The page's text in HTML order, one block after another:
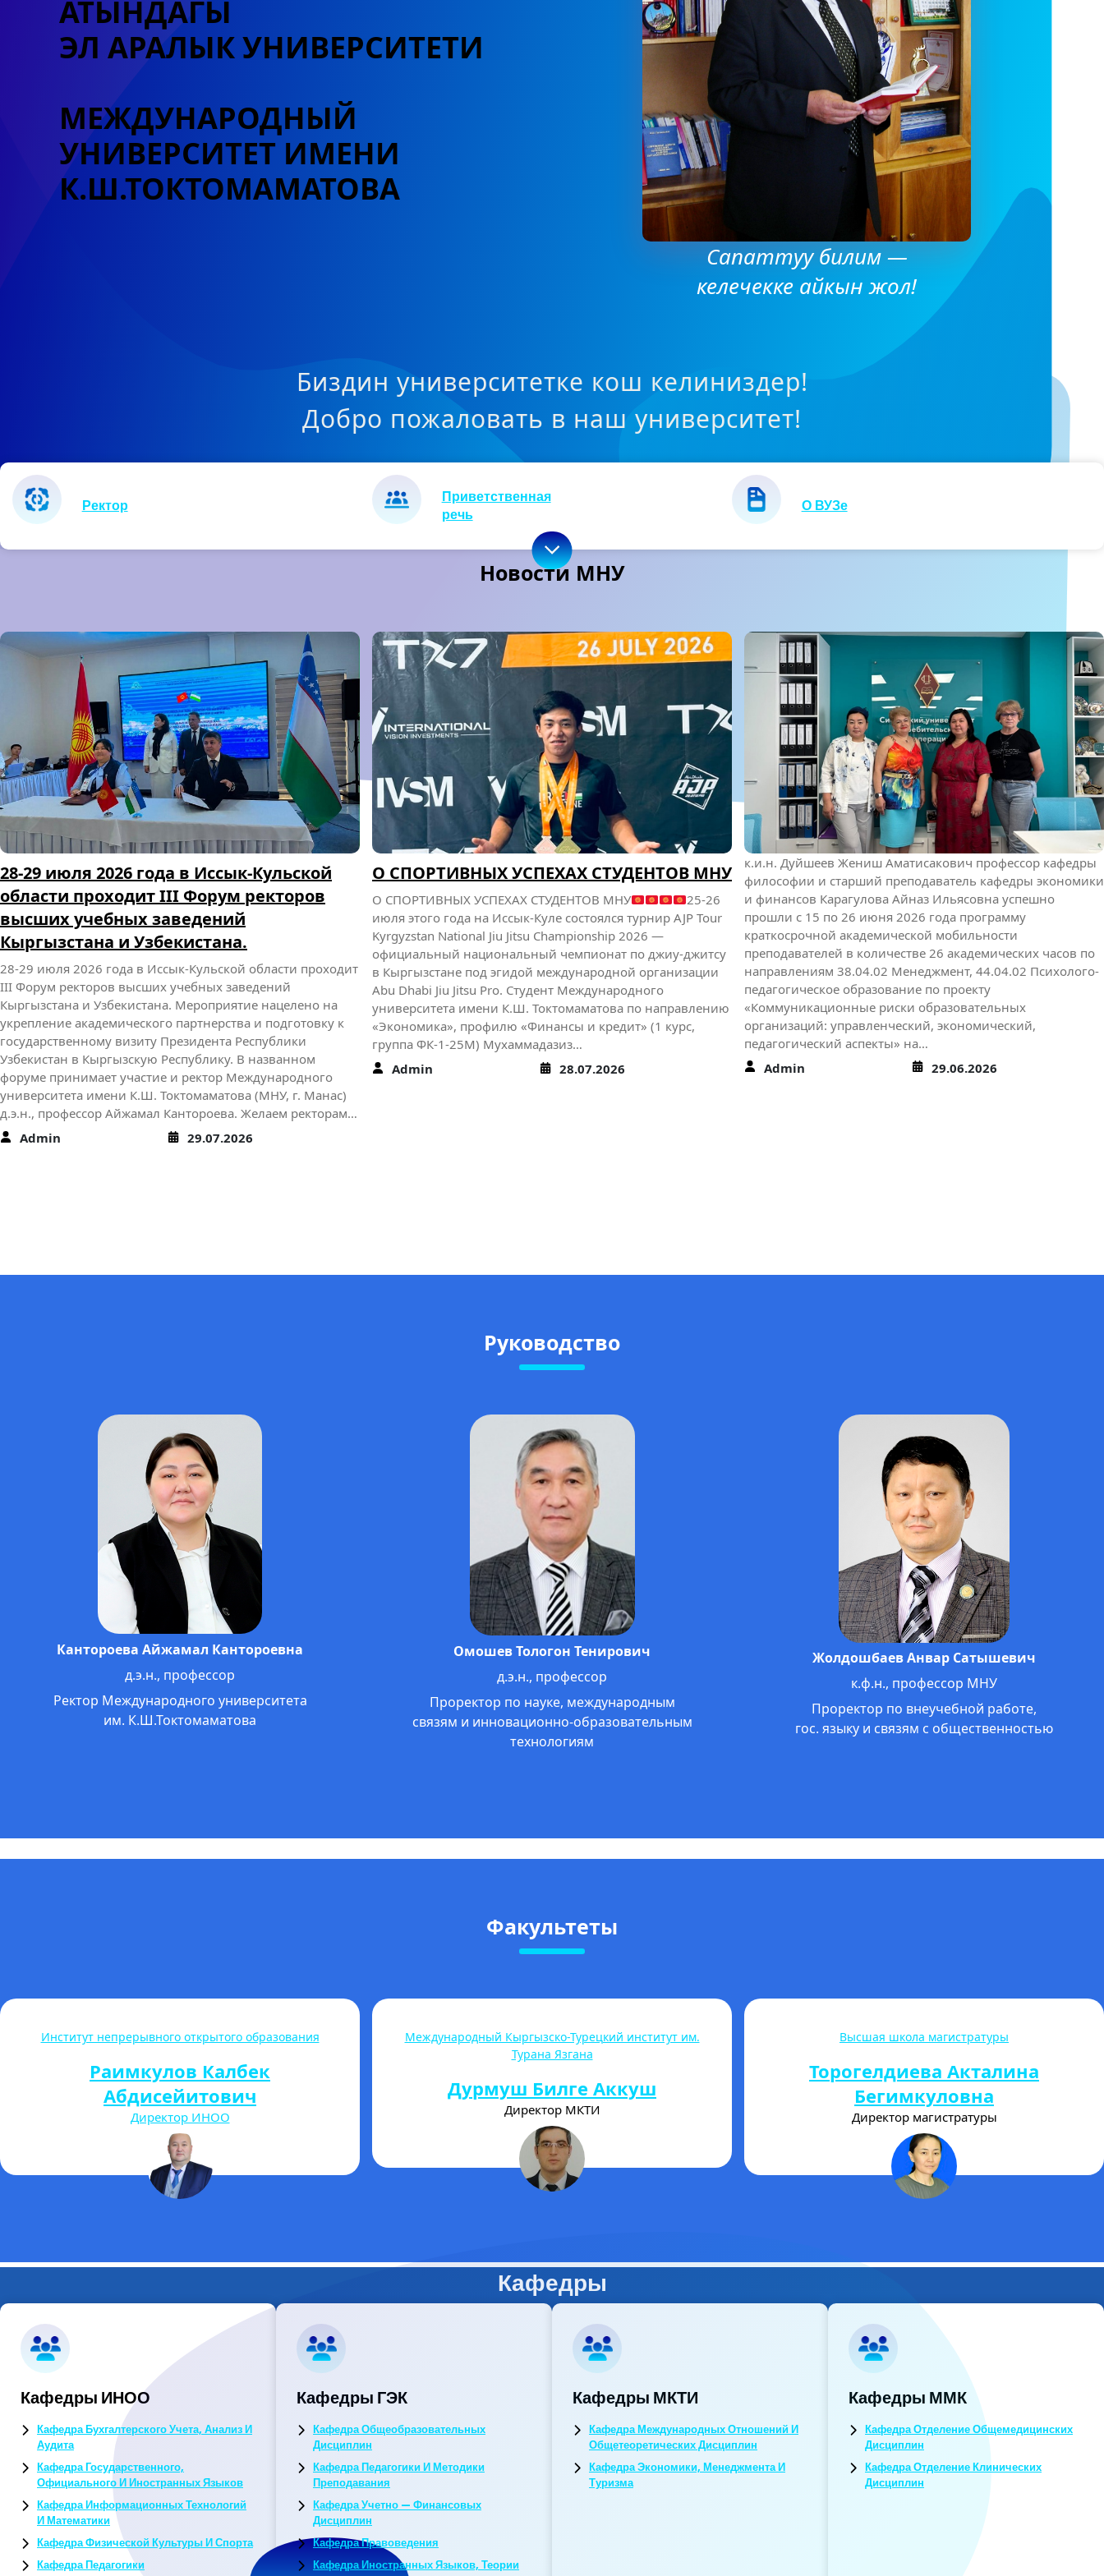
АТЫНДАГЫ
ЭЛ АРАЛЫК УНИВЕРСИТЕТИ
МЕЖДУНАРОДНЫЙ
УНИВЕРСИТЕТ ИМЕНИ
К.Ш.ТОКТОМАМАТОВА
Сапаттуу билим —
келечекке айкын жол!
Биздин университетке кош келиниздер!
Добро пожаловать в наш университет!
Ректор
Приветственная
речь
О ВУЗе
Новости МНУ
О СПОРТИВНЫХ УСПЕХАХ СТУДЕНТОВ МНУ
О СПОРТИВНЫХ УСПЕХАХ СТУДЕНТОВ МНУ
25-26
июля этого года на Иссык-Куле состоялся турнир AJP Tour
Kyrgyzstan National Jiu Jitsu Championship 2026 —
официальный национальный чемпионат по джиу-джитсу
в Кыргызстане под эгидой международной организации
Abu Dhabi Jiu Jitsu Pro. Студент Международного
университета имени К.Ш. Токтомаматова по направлению
«Экономика», профилю «Финансы и кредит» (1 курс,
группа ФК-1-25М) Мухаммадазиз…
Admin
28.07.2026
философии и старший преподаватель кафедры экономики
и финансов Карагулова Айназ Ильясовна успешно
прошли с 15 по 26 июня 2026 года программу
краткосрочной академической мобильности
преподавателей в количестве 26 академических часов по
направлениям 38.04.02 Менеджмент, 44.04.02 Психолого-
педагогическое образование по проекту
«Коммуникационные риски образовательных
организаций: управленческий, экономический,
педагогический аспекты» на…
Admin
29.06.2026
К.Ш. Токтомаматов атындагы Эл аралык
университетинин илим бөлүмү
ОшМУнун тренер-окутуучулары ф-м.и.д.,
профессор Д.А.Турсунов жана ф-м.и.к.,
доцент Г.М.Анарбаевалар илимий-
изилдөө кызматташтыгын чыңдоо
К.Ш. Токтомаматов атындагы Эл аралык университетинин
илим бөлүмү ОшМУнун тренер-окутуучулары ф-м.и.д.,
профессор Д.А.Турсунов жана ф-м.и.к., доцент
Г.М.Анарбаевалар илимий-изилдөө кызматташтыгын
Руководство
Омошев Тологон Тенирович
д.э.н., профессор
Проректор по науке, международным
связям и инновационно-образовательным
Жолдошбаев Анвар Сатышевич
к.ф.н., профессор МНУ
Проректор по внеучебной работе,
гос. языку и связям с общественностью
Кантороева Айжамал Кантороевна
д.э.н., профессор
Ректор Международного университета
им. К.Ш.Токтомаматова
Факультеты
Международный Кыргызско-Турецкий институт им.
Дурмуш Билге Аккуш
Директор МКТИ
Высшая школа магистратуры
Бегимкуловна
Директор магистратуры
Гуманитарно-экономический колледж
Улан Уулу Авакан
Директор ГЭК
Кафедры
Кафедры ИНОО
Кафедра Бухгалтерского Учета, Анализ И
Аудита
Кафедра Государственного,
Официального И Иностранных Языков
Кафедра Информационных Технологий
И Математики
Кафедра Физической Культуры И Спорта
Кафедра Педагогики
Кафедры ГЭК
Кафедра Общеобразовательных
Дисциплин
Кафедра Педагогики И Методики
Преподавания
Кафедра Учетно — Финансовых
Дисциплин
Кафедра Правоведения
Кафедра Иностранных Языков, Теории
Кафедры МКТИ
Кафедра Международных Отношений И
Общетеоретических Дисциплин
Кафедра Экономики, Менеджмента И
Туризма
Кафедры ММК
Кафедра Отделение Общемедицинских
Дисциплин
Кафедра Отделение Клинических
Дисциплин